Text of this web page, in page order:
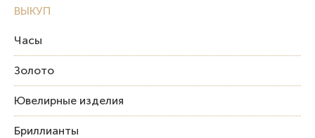
ВЫКУП
Часы
Золото
Ювелирные изделия
Бриллианты